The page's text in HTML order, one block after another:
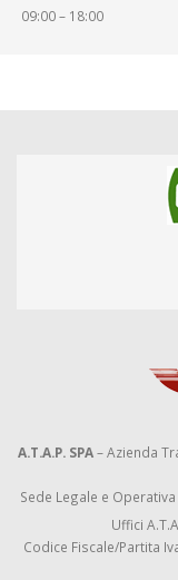
09:00 – 18:00
A.T.A.P. SPA– Azienda
Sede Legale e
Uffici
Codice Fiscale/Partita